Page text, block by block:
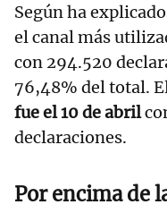
Según ha
el canal más
con 294.520
76,48% del total.
fue el 10 de abril
declaraciones.
Por encima de